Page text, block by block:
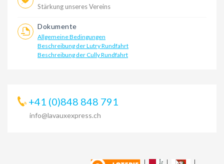
Stärkung unseres Vereins
Dokumente
Allgemeine Bedingungen
Beschreibung der Lutry Rundfahrt
Beschreibung der Cully Rundfahrt
+41 (0)848 848 791
info@lavauxexpress.ch